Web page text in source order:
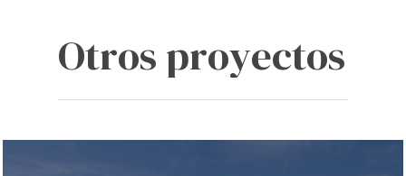
Otrosproyectos